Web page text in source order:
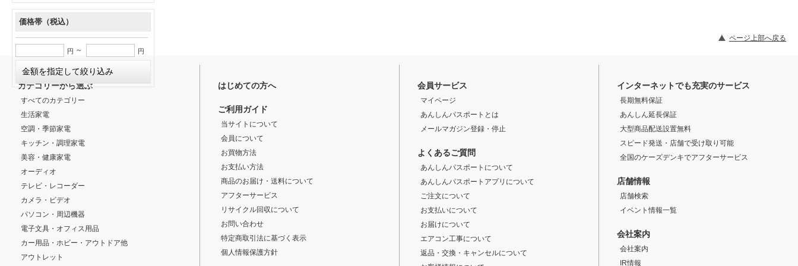
価格帯（税込）
円 ～ 円
ページ上部へ戻る
カテゴリーから選ぶ
すべてのカテゴリー
生活家電
空調・季節家電
キッチン・調理家電
美容・健康家電
オーディオ
テレビ・レコーダー
カメラ・ビデオ
パソコン・周辺機器
電子文具・オフィス用品
カー用品・ホビー・アウトドア他
アウトレット
はじめての方へ
ご利用ガイド
当サイトについて
会員について
お買物方法
お支払い方法
商品のお届け・送料について
アフターサービス
リサイクル回収について
お問い合わせ
特定商取引法に基づく表示
個人情報保護方針
会員サービス
マイページ
あんしんパスポートとは
メールマガジン登録・停止
よくあるご質問
あんしんパスポートについて
あんしんパスポートアプリについて
ご注文について
お支払いについて
お届けについて
エアコン工事について
返品・交換・キャンセルについて
インターネットでも充実のサービス
長期無料保証
あんしん延長保証
大型商品配送設置無料
スピード発送・店舗で受け取り可能
全国のケーズデンキでアフターサービス
店舗情報
店舗検索
イベント情報一覧
会社案内
会社案内
IR情報